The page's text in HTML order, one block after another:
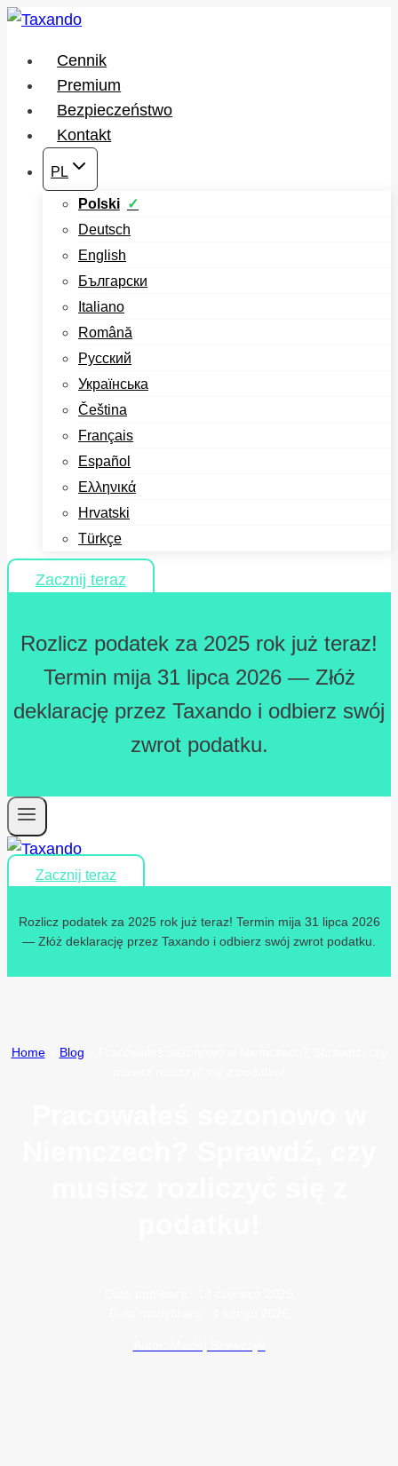
Przejdź
treści
Cennik
Premium
Bezpieczeństwo
Kontakt
PL
Polski
Deutsch
English
Български
Italiano
Română
Русский
Українська
Čeština
Français
Español
Ελληνικά
Hrvatski
Türkçe
Zacznij teraz
Rozlicz podatek za 2025 rok już teraz!
Termin mija 31 lipca 2026 — Złóż
deklarację przez Taxando i odbierz swój
zwrot podatku.
Zacznij teraz
Rozlicz podatek za 2025 rok już teraz! Termin mija 31 lipca 2026
— Złóż deklarację przez Taxando i odbierz swój zwrot podatku.
Home» Blog